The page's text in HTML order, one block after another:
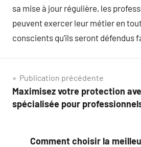
sa mise à jour régulière, les
peuvent exercer leur métier en
conscients qu’ils seront défendus
Navigation
de
Publication précédente
Maximisez votre protection
spécialisée pour
Comment choisir la